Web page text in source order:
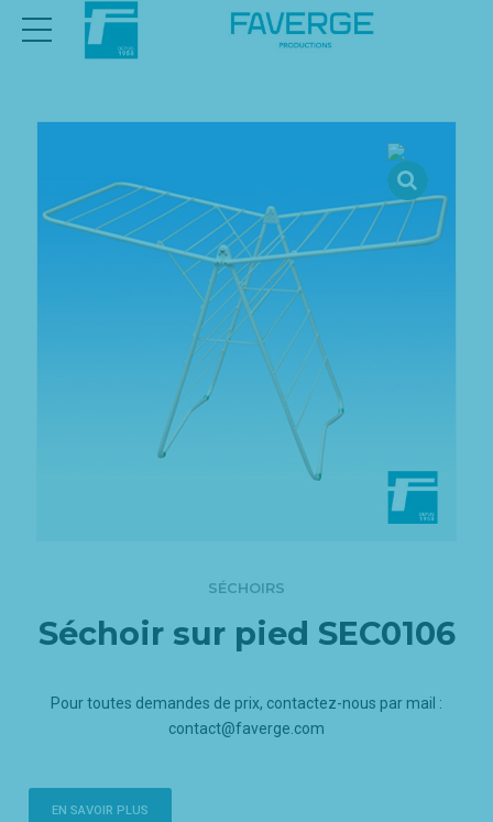
SÉCHOIRS
Séchoir sur pied SEC0106
Pour toutes demandes de prix, contactez-nous par mail :
contact@faverge.com
EN SAVOIR PLUS